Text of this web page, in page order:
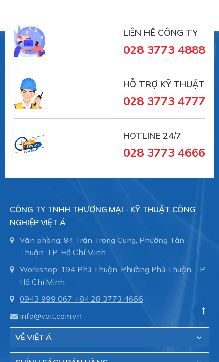
Straub là nhà sản xuất thiết bị khớp nối ống và
xử lý sự cố đường ống đến từ Thụy Sĩ. Straub đã có
trên 30 năm trong lĩnh vực sản xuất và cung ứng
- Hệ thông phòng cháy chữa cháy trong tòa nhà,
nhà xưởng.
ống.
Việt Á hiện là đại diện cũa hãng Straub - Thụy sĩ
tại Việt Nam.
LIÊN HỆ CÔNG TY
028 3773 4888
HỖ TRỢ KỸ THUẬT
028 3773 4777
HOTLINE 24/7
028 3773 4666
CÔNG TY TNHH THƯƠNG MẠI - KỸ THUẬT CÔNG
NGHIỆP VIỆT Á
Văn phòng: 84 Trần Trọng Cung, Phường Tân
Thuận, TP. Hồ Chí Minh
Workshop: 194 Phú Thuận, Phường Phú Thuận, TP.
Hồ Chí Minh
0943 999 067 +84 28 3773.4666
info@vait.com.vn
VỀ VIỆT Á